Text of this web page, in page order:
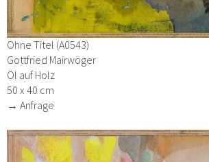
Ohne Titel (A0543)
Gottfried Mairwöger
Öl auf Holz
50 x 40 cm
→ Anfrage